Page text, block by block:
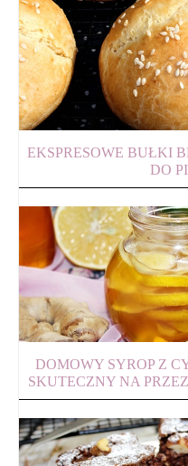
EKSPRESOWE BUŁKI
DO
DOMOWY SYROP Z
SKUTECZNY NA